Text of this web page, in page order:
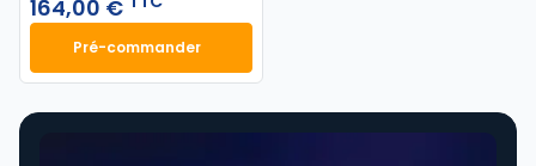
164,00 €
Pré-commanderMémento Sociétés civiles 2027 à 164,00 € TTC